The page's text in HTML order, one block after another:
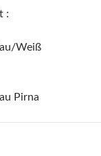
:
Weiß
Pirna